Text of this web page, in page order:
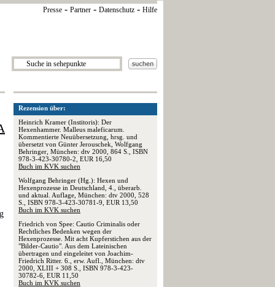
Presse - Partner - Datenschutz - Hilfe
Rezension über:
Heinrich Kramer (Institoris): Der
Hexenhammer. Malleus maleficarum.
Kommentierte Neuübersetzung, hrsg. und
übersetzt von Günter Jerouschek, Wolfgang
Behringer, München: dtv 2000, 864 S., ISBN
978-3-423-30780-2, EUR 16,50
Buch im KVK suchen
Wolfgang Behringer (Hg.): Hexen und
Hexenprozesse in Deutschland, 4., überarb.
und aktual. Auflage, München: dtv 2000, 528
S., ISBN 978-3-423-30781-9, EUR 13,50
Buch im KVK suchen
Friedrich von Spee: Cautio Criminalis oder
Rechtliches Bedenken wegen der
Hexenprozesse. Mit acht Kupferstichen aus der
"Bilder-Cautio". Aus dem Lateinischen
übertragen und eingeleitet von Joachim-
Friedrich Ritter. 6., erw. Aufl., München: dtv
2000, XLIII + 308 S., ISBN 978-3-423-
30782-6, EUR 11,50
Buch im KVK suchen